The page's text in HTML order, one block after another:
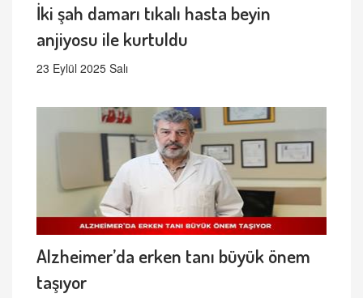
İki şah damarı tıkalı hasta beyin
anjiyosu ile kurtuldu
23 Eylül 2025 Salı
Alzheimer’da erken tanı büyük önem
taşıyor